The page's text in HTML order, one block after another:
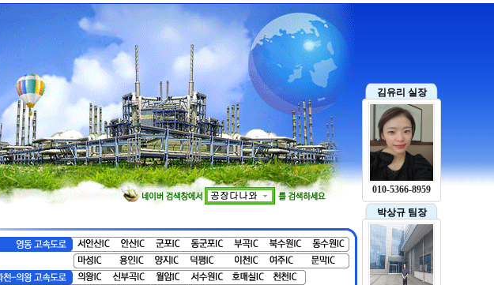
김유리 실장
010-5366-8959
박상규 팀장